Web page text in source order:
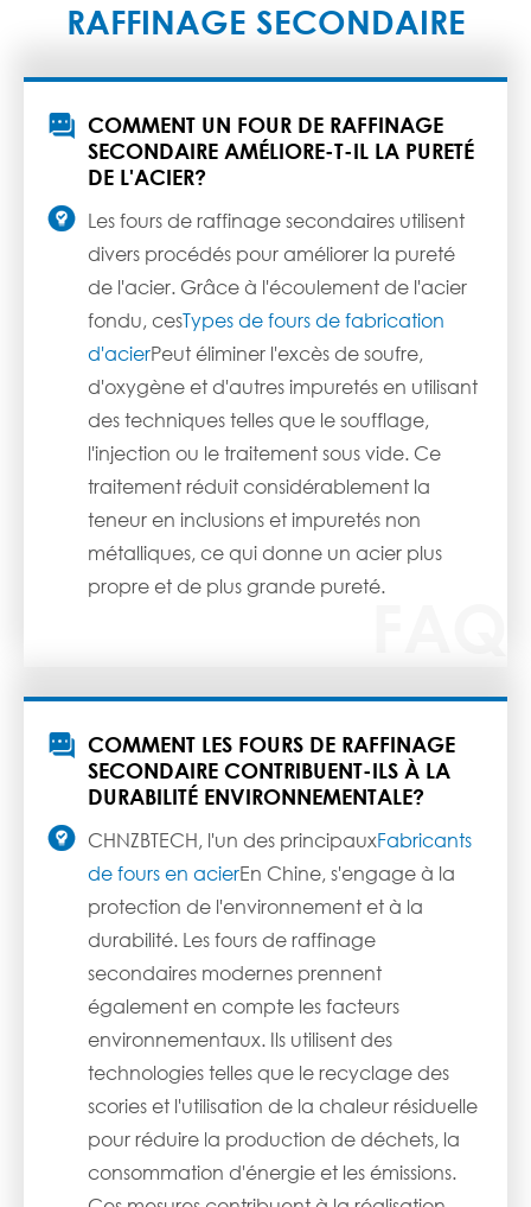
RAFFINAGE SECONDAIRE
 COMMENT UN FOUR DE RAFFINAGE
SECONDAIRE AMÉLIORE-T-IL LA PURETÉ
DE L'ACIER?
 Les fours de raffinage secondaires utilisent
divers procédés pour améliorer la pureté
de l'acier. Grâce à l'écoulement de l'acier
fondu, cesTypes de fours de fabrication
d'acierPeut éliminer l'excès de soufre,
d'oxygène et d'autres impuretés en utilisant
des techniques telles que le soufflage,
l'injection ou le traitement sous vide. Ce
traitement réduit considérablement la
teneur en inclusions et impuretés non
métalliques, ce qui donne un acier plus
propre et de plus grande pureté.
 COMMENT LES FOURS DE RAFFINAGE
SECONDAIRE CONTRIBUENT-ILS À LA
DURABILITÉ ENVIRONNEMENTALE?
 CHNZBTECH, l'un des principauxFabricants
de fours en acierEn Chine, s'engage à la
protection de l'environnement et à la
durabilité. Les fours de raffinage
secondaires modernes prennent
également en compte les facteurs
environnementaux. Ils utilisent des
technologies telles que le recyclage des
scories et l'utilisation de la chaleur résiduelle
pour réduire la production de déchets, la
consommation d'énergie et les émissions.